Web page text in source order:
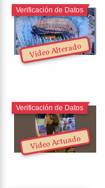
Video Alterado
Verificación de Datos
Video Actuado
Verificación de Datos